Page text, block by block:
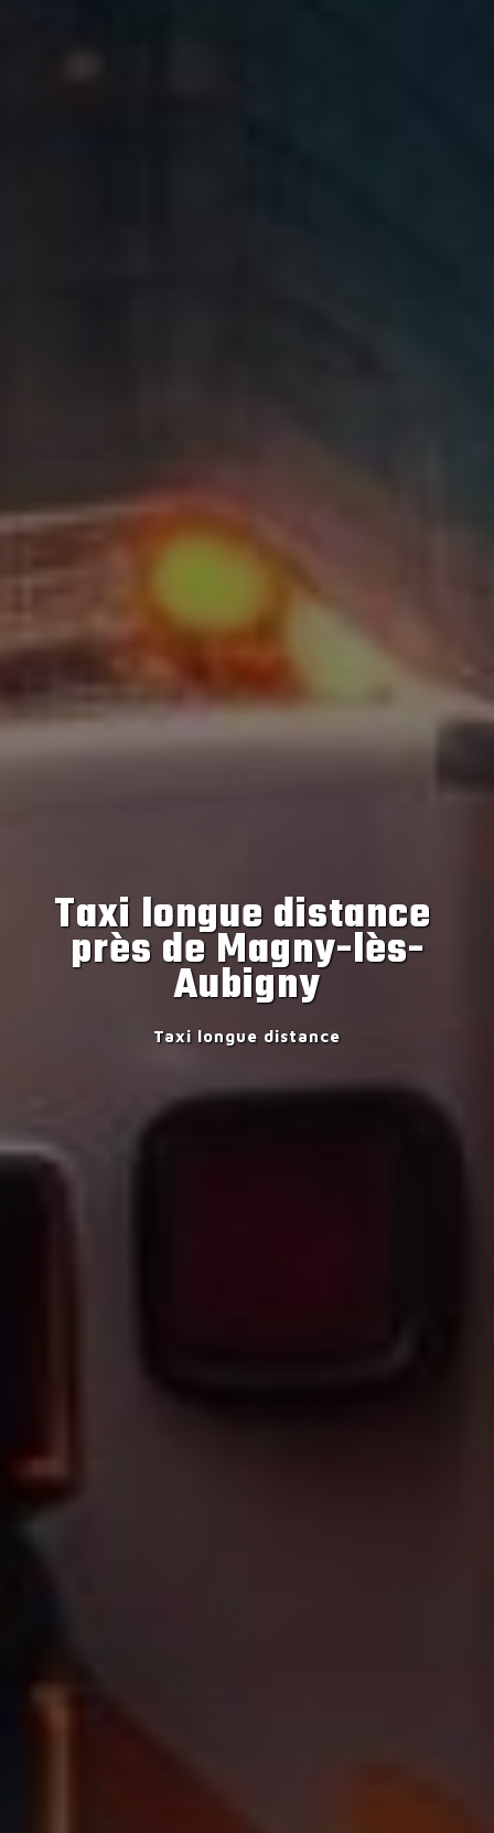
Taxi longue distance
près de Magny-lès-
Aubigny
Taxi longue distance